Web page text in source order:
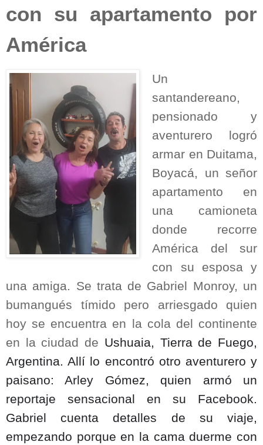
con su apartamento por
América
Un
santandereano,
pensionado y
aventurero logró
armar en Duitama,
Boyacá, un señor
apartamento en
una camioneta
donde recorre
América del sur
con su esposa y
una amiga. Se trata de Gabriel Monroy, un
bumangués tímido pero arriesgado quien
hoy se encuentra en la cola del continente
en la ciudad de Ushuaia, Tierra de Fuego,
Argentina. Allí lo encontró otro aventurero y
paisano: Arley Gómez, quien armó un
reportaje sensacional en su Facebook.
Gabriel cuenta detalles de su viaje,
empezando porque en la cama duerme con